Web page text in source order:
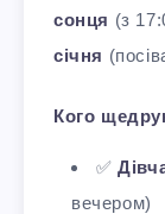
сонця (з
січня
Кого
✅
вечером)